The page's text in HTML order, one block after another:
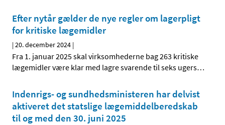
Efter nytår gælder de nye regler om lagerpligt
for kritiske lægemidler
|20. december 2024 |
Fra 1. januar 2025 skal virksomhederne bag 263 kritiske
lægemidler være klar med lagre svarende til seks ugers…
Indenrigs- og sundhedsministeren har delvist
aktiveret det statslige lægemiddelberedskab
til og med den 30. juni 2025